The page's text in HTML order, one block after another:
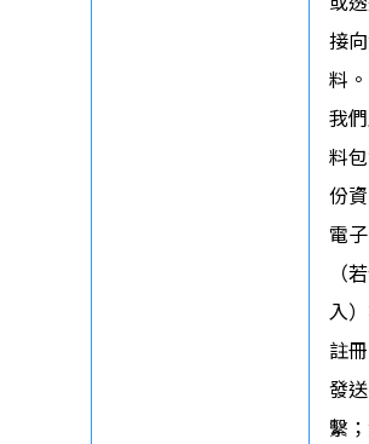
接
料。
我
料
份
電
（
入
註
發
繫